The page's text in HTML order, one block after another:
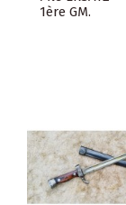
1ère GM.